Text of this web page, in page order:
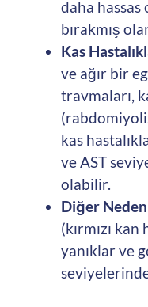
daha
bırakmış
Kas
ve ağır bir
travmaları,
kas
ve AST
olabilir.
Diğer
(kırmızı
yanıklar ve